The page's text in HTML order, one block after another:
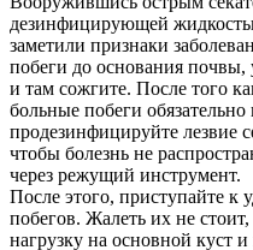
дезинфицирующей
заметили признаки
побеги до основания почвы,
и там сожгите. После того
больные побеги
продезинфицируйте лезвие
чтобы болезнь не
через режущий инструмент.
После этого, приступайте
побегов. Жалеть их не
нагрузку на основной куст